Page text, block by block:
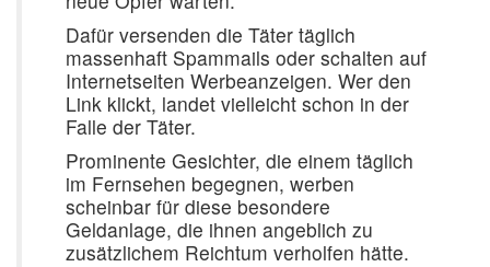
Dafür versenden die Täter täglich
massenhaft Spammails oder schalten auf
Internetseiten Werbeanzeigen. Wer den
Link klickt, landet vielleicht schon in der
Falle der Täter.
Prominente Gesichter, die einem täglich
im Fernsehen begegnen, werben
scheinbar für diese besondere
Geldanlage, die ihnen angeblich zu
zusätzlichem Reichtum verholfen hätte.